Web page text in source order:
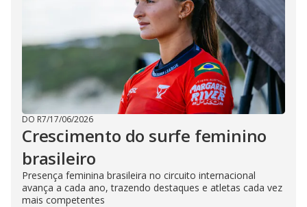
DO R7/17/06/2026
Crescimento do surfe feminino
brasileiro
Presença feminina brasileira no circuito internacional
avança a cada ano, trazendo destaques e atletas cada vez
mais competentes